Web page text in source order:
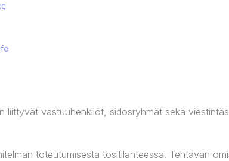
liittyvät vastuuhenkilöt, sidosryhmät sekä
toteutumisesta tositilanteessa. Tehtävän